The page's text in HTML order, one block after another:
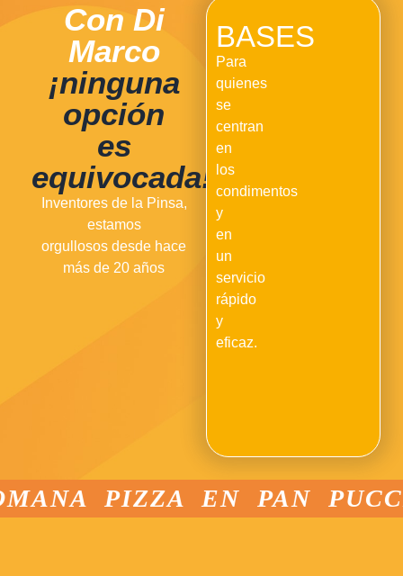
Con Di
Marco
¡ninguna
opción
es
equivocada!
Inventores de la Pinsa,
estamos
orgullosos desde hace
más de 20 años
BASES
Para
quienes
se
centran
en
los
condimentos
y
en
un
servicio
rápido
y
eficaz.
PIZZA EN PAN